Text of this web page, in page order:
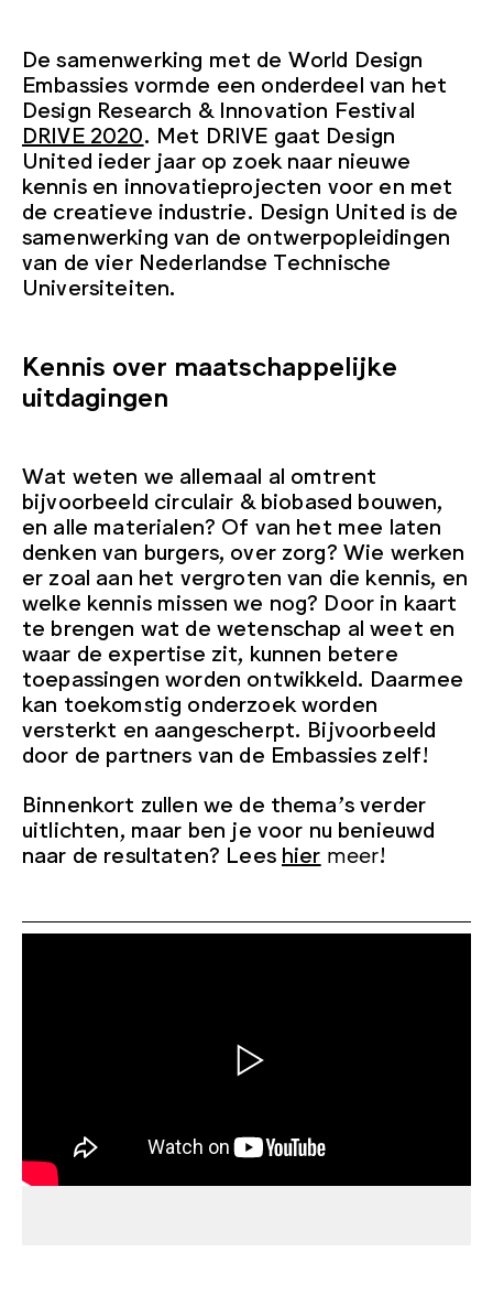
De samenwerking met de World Design
Embassies vormde een onderdeel van het
Design Research & Innovation Festival
DRIVE 2020. Met DRIVE gaat Design
United ieder jaar op zoek naar nieuwe
kennis en innovatieprojecten voor en met
de creatieve industrie. Design United is de
samenwerking van de ontwerpopleidingen
van de vier Nederlandse Technische
Universiteiten.
Kennis over maatschappelijke
uitdagingen
Wat weten we allemaal al omtrent
bijvoorbeeld circulair & biobased bouwen,
en alle materialen? Of van het mee laten
denken van burgers, over zorg? Wie werken
er zoal aan het vergroten van die kennis, en
welke kennis missen we nog? Door in kaart
te brengen wat de wetenschap al weet en
waar de expertise zit, kunnen betere
toepassingen worden ontwikkeld. Daarmee
kan toekomstig onderzoek worden
versterkt en aangescherpt. Bijvoorbeeld
door de partners van de Embassies zelf!
Binnenkort zullen we de thema’s verder
uitlichten, maar ben je voor nu benieuwd
naar de resultaten? Lees hier meer!